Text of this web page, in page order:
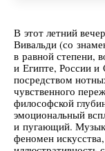
В этот летний
Вивальди (со
в равной степени,
и Египте, России
посредством
чувственного
философской
эмоциональный
и пугающий.
феномен